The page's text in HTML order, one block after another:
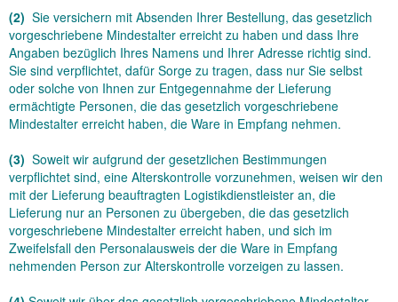
(2) Sie versichern mit Absenden Ihrer Bestellung, das gesetzlich
vorgeschriebene Mindestalter erreicht zu haben und dass Ihre
Angaben bezüglich Ihres Namens und Ihrer Adresse richtig sind.
Sie sind verpflichtet, dafür Sorge zu tragen, dass nur Sie selbst
oder solche von Ihnen zur Entgegennahme der Lieferung
ermächtigte Personen, die das gesetzlich vorgeschriebene
Mindestalter erreicht haben, die Ware in Empfang nehmen.
(3) Soweit wir aufgrund der gesetzlichen Bestimmungen
verpflichtet sind, eine Alterskontrolle vorzunehmen, weisen wir den
mit der Lieferung beauftragten Logistikdienstleister an, die
Lieferung nur an Personen zu übergeben, die das gesetzlich
vorgeschriebene Mindestalter erreicht haben, und sich im
Zweifelsfall den Personalausweis der die Ware in Empfang
nehmenden Person zur Alterskontrolle vorzeigen zu lassen.